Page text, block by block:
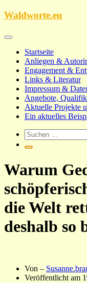
Zum
Waldworte.eu
Startseite
Anliegen &
Engagement &
Links & Literatur
Impressum &
Angebote,
Aktuelle Projekte
Ein aktuelles
Warum
die Welt
deshalb so
Von –
Veröffentlicht am